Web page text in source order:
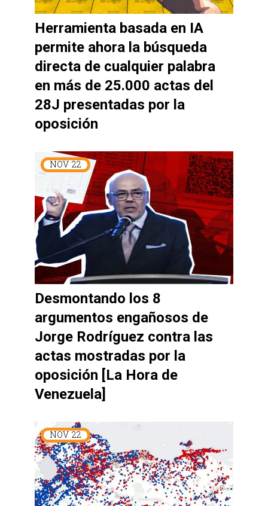
Herramienta basada en IA
permite ahora la búsqueda
directa de cualquier palabra
en más de 25.000 actas del
28J presentadas por la
oposición
NOV 22
Desmontando los 8
argumentos engañosos de
Jorge Rodríguez contra las
actas mostradas por la
oposición [La Hora de
Venezuela]
NOV 22